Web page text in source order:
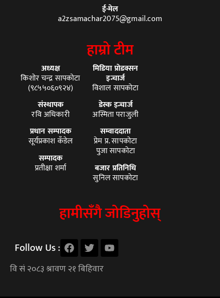
ई-मेल
a2zsamachar2075@gmail.com
हाम्रो टीम
अध्यक्ष
किशोर चन्द्र सापकोटा
(९८५५०६०९२४)
संस्थापक
रवि अधिकारी
प्रधान सम्पादक
सूर्यप्रकाश कँडेल
सम्पादक
प्रतीक्षा शर्मा
मिडिया प्रोडक्सन
इन्चार्ज
विशाल सापकोटा
डेस्क इन्चार्ज
अस्मिता पराजुली
सम्वाददाता
प्रेम प्र. सापकोटा
पुजा सापकोटा
बजार प्रतिनिधि
सुनिल सापकोटा
हामीसँगै जोडिनुहोस्
Follow Us :